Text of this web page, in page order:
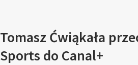
Tomasz Ćwiąkała
Sports do Canal+